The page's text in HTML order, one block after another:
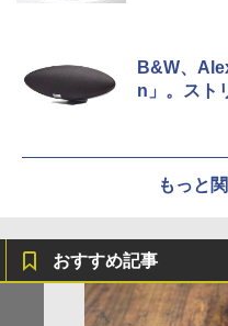
B&W、
n」。スト
もっと
おすすめ記事